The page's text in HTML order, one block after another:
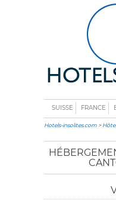
SUISSE FRANCE
Hotels-insolites.com >